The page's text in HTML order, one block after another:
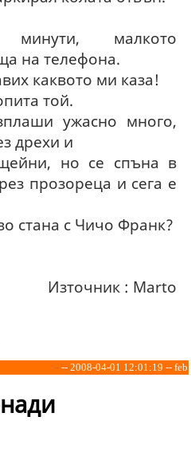
малкото
на телефона.
каквото ми каза!
той.
ужасно много,
дрехи и
но се спъна в
прозореца и сега е
стана с Чичо Франк?
Източник : Marto
-- 2008-04-01 12:01:19 -- feb